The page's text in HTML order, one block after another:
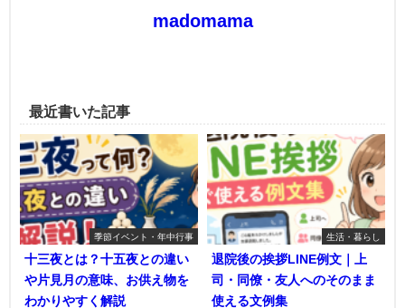
madomama
最近書いた記事
季節イベント・年中行事
十三夜とは？十五夜との違い
や片見月の意味、お供え物を
わかりやすく解説
生活・暮らし
退院後の挨拶LINE例文｜上
司・同僚・友人へのそのまま
使える文例集